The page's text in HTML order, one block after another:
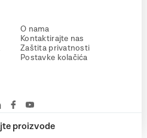
proizvode
O nama
Kontaktirajte nas
Zaštita privatnosti
Postavke kolačića